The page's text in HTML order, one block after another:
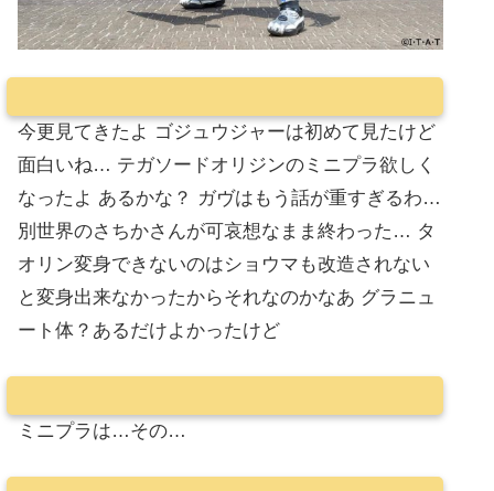
今更見てきたよ ゴジュウジャーは初めて見たけど
面白いね… テガソードオリジンのミニプラ欲しく
なったよ あるかな？ ガヴはもう話が重すぎるわ…
別世界のさちかさんが可哀想なまま終わった… タ
オリン変身できないのはショウマも改造されない
と変身出来なかったからそれなのかなあ グラニュ
ート体？あるだけよかったけど
ミニプラは…その…